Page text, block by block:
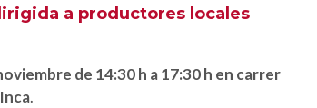
a productores locales
de 14:30 h a 17:30 h en carrer
.